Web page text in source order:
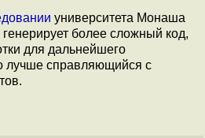
университета Монаша
генерирует более сложный код,
для дальнейшего
лучше справляющийся с